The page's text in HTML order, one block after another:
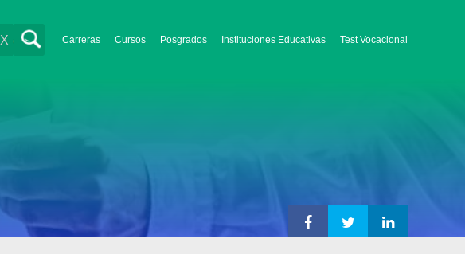
Carreras Cursos Posgrados Instituciones Educativas Test Vocacional
X